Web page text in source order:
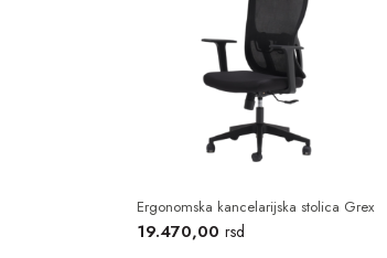
Ergonomska kancelarijska stolica Grex
19.470,00 rsd